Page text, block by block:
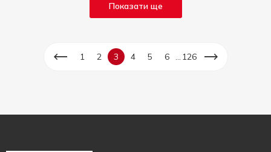
Показати ще
1 2 3 4 5 6 126